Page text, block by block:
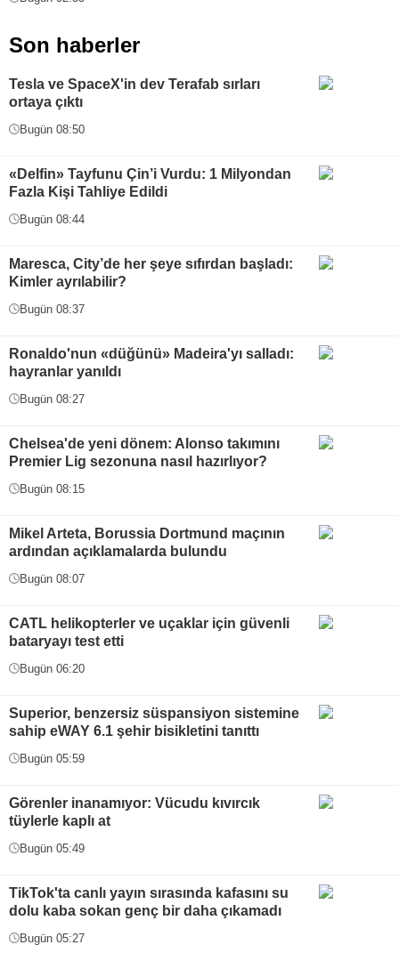
Son haberler
Tesla ve SpaceX'in dev Terafab sırları
ortaya çıktı
Bugün 08:50
«Delfin» Tayfunu Çin’i Vurdu: 1 Milyondan
Fazla Kişi Tahliye Edildi
Bugün 08:44
Maresca, City’de her şeye sıfırdan başladı:
Kimler ayrılabilir?
Bugün 08:37
Ronaldo'nun «düğünü» Madeira'yı salladı:
hayranlar yanıldı
Bugün 08:27
Chelsea'de yeni dönem: Alonso takımını
Premier Lig sezonuna nasıl hazırlıyor?
Bugün 08:15
Mikel Arteta, Borussia Dortmund maçının
ardından açıklamalarda bulundu
Bugün 08:07
CATL helikopterler ve uçaklar için güvenli
bataryayı test etti
Bugün 06:20
Superior, benzersiz süspansiyon sistemine
sahip eWAY 6.1 şehir bisikletini tanıttı
Bugün 05:59
Görenler inanamıyor: Vücudu kıvırcık
tüylerle kaplı at
Bugün 05:49
TikTok'ta canlı yayın sırasında kafasını su
dolu kaba sokan genç bir daha çıkamadı
Bugün 05:27